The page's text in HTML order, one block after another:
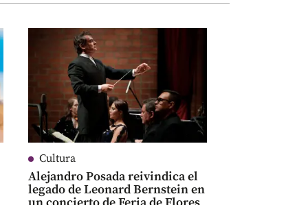
Cultura
Alejandro Posada reivindica el
legado de Leonard Bernstein en